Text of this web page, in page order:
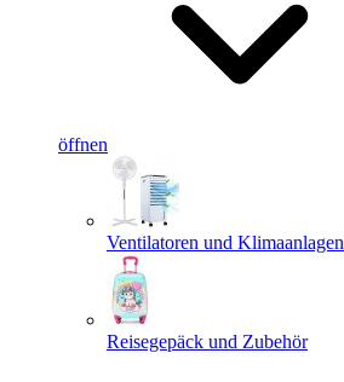
öffnen
Ventilatoren und Klimaanlagen
Reisegepäck und Zubehör